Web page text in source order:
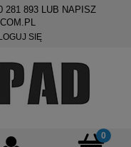
281 893LUB NAPISZ
SIĘ